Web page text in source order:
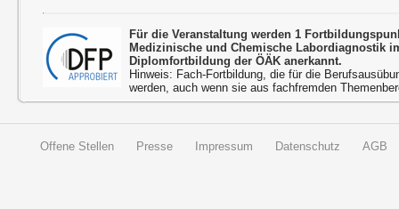
Für die Veranstaltung werden 1
Medizinische und Chemische Labordiagnostik
Diplomfortbildung der ÖÄK anerkannt.
Hinweis: Fach-Fortbildung, die für die
werden, auch wenn sie aus fachfremden
Offene Stellen Presse Impressum Datenschutz AGB